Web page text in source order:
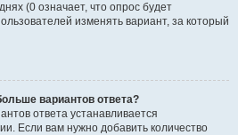
(0 означает, что опрос будет
изменять вариант, за который
вариантов ответа?
ответа устанавливается
Если вам нужно добавить количество